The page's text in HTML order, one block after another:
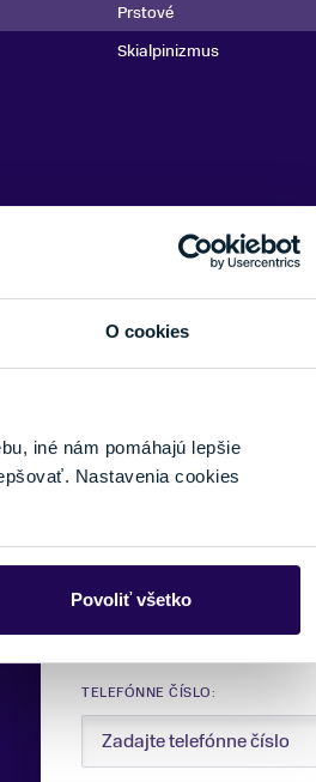
O cookies
iné nám pomáhajú lepšie
Nastavenia cookies
Povoliť všetko
Prstové
Skialpinizmus
Potrebujete
VAŠE MENO:
TELEFÓNNE ČÍSLO: